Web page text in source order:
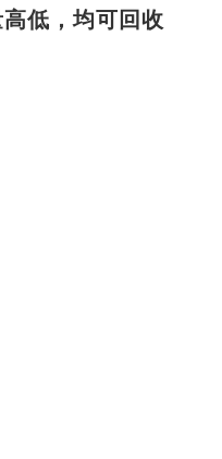
低，均可回收